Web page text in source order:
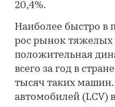
20,4%.
Наиболее быстро в
рос рынок тяжелых
положительная
всего за год в
тысяч таких
автомобилей (LCV)